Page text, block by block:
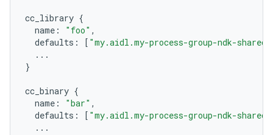
cc_library {
name : "foo" ,
defaults : [ "my.aidl.my-process-group-ndk-shared"
...
}
cc_binary {
name : "bar" ,
defaults : [ "my.aidl.my-process-group-ndk-shared"
...